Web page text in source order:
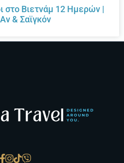
στο Βιετνάμ 12 Ημερών |
& Σαϊγκόν